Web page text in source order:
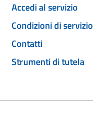
Accedi al servizio
Condizioni di servizio
Contatti
Strumenti di tutela